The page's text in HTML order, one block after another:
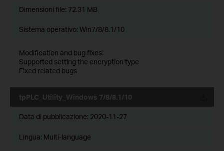
Dimensioni file: 72.31 MB
Sistema operativo: Win7/8/8.1/10
Modification and bug fixes:
Supported setting the encryption type
Fixed related bugs
tpPLC_Utility_Windows 7/8/8.1/10
Data di pubblicazione: 2020-11-27
Lingua: Multi-language